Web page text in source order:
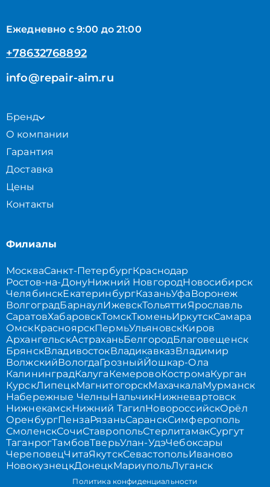
Ежедневно с 9:00 до 21:00
+78632768892
info@repair-aim.ru
Бренд
О компании
Гарантия
Доставка
Цены
Контакты
Филиалы
МоскваСанкт-ПетербургКраснодар
Ростов-на-ДонуНижний НовгородНовосибирск
ЧелябинскЕкатеринбургКазаньУфаВоронеж
ВолгоградБарнаулИжевскТольяттиЯрославль
СаратовХабаровскТомскТюменьИркутскСамара
ОмскКрасноярскПермьУльяновскКиров
АрхангельскАстраханьБелгородБлаговещенск
БрянскВладивостокВладикавказВладимир
ВолжскийВологдаГрозныйЙошкар-Ола
КалининградКалугаКемеровоКостромаКурган
КурскЛипецкМагнитогорскМахачкалаМурманск
Набережные ЧелныНальчикНижневартовск
НижнекамскНижний ТагилНовороссийскОрёл
ОренбургПензаРязаньСаранскСимферополь
СмоленскСочиСтавропольСтерлитамакСургут
ТаганрогТамбовТверьУлан-УдэЧебоксары
ЧереповецЧитаЯкутскСевастопольИваново
НовокузнецкДонецкМариупольЛуганск
Политика конфиденциальности